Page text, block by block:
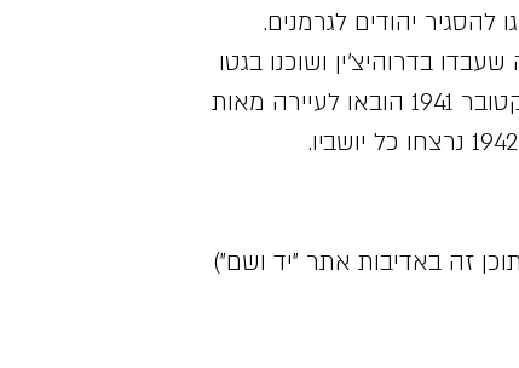
יהודים לגרמנים.
בדרוהיצ'ין ושוכנו בגטו
שהוקם בכמה בתים בקצה העיירה. בתחילת אוקטובר 1941 הובאו לעיירה מאות
אתר "יד ושם")